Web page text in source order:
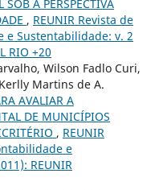
A PERSPECTIVA
, REUNIR Revista de
e Sustentabilidade: v. 2
RIO +20
Wilson Fadlo Curi,
Martins de A.
AVALIAR A
DE MUNICÍPIOS
, REUNIR
e
REUNIR